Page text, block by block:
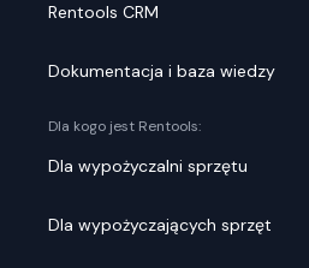
Rentools CRM
Dokumentacja i baza wiedzy
Dla kogo jest Rentools:
Dla wypożyczalni sprzętu
Dla wypożyczających sprzęt